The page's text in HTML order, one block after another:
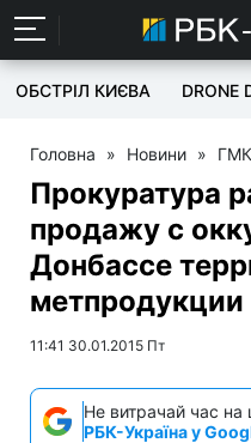
ОБСТРІЛ КИЄВА DRONE
Головна » Новини » ГМК
Прокуратура
продажу с
Донбассе
метпродукции
11:41 30.01.2015 Пт
Не витрачай час на
РБК-Україна у